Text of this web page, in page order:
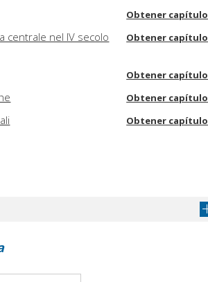
Obtener capítulo
centrale nel IV secolo
Obtener capítulo
Obtener capítulo
Obtener capítulo
Obtener capítulo